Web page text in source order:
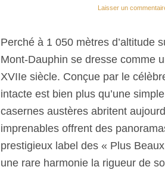
Laisser un
Perché à 1 050 mètres d’altitude
Mont-Dauphin se dresse comme
XVIIe siècle. Conçue par le
intacte est bien plus qu’une
casernes austères abritent
imprenables offrent des
prestigieux label des « Plus
une rare harmonie la rigueur de